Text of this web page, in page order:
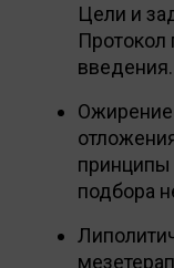
Цели и
Протокол
введения.
принципы
подбора